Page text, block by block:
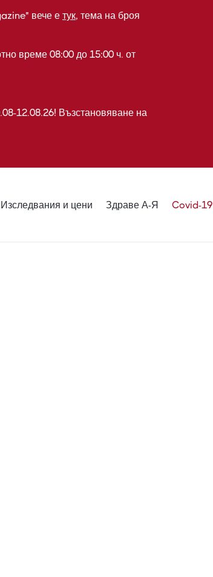
вече е тук, тема на броя
време 08:00 до 15:00 ч. от
12.08.26! Възстановяване на
Изследвания и цени Здраве А-Я Covid-19